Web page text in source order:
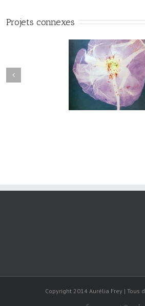
Projets connexes
Herbier#031
Copyright 2014 Aurélia Frey | Tous